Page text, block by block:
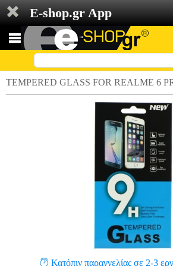
E-shop.gr App
TEMPERED GLASS FOR REALME 6
Κατόπιν παραγγελίας σε 2-3